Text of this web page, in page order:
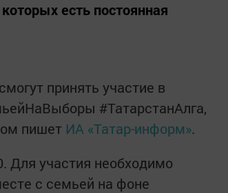
есть постоянная
принять участие в
#ТатарстанАлга,
пишет ИА «Татар-информ».
Для участия необходимо
с семьей на фоне